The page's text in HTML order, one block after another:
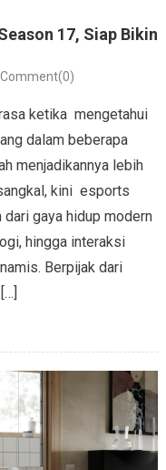
17, Siap Bikin
Comment(0)
ketika mengetahui
dalam beberapa
menjadikannya lebih
kini esports
gaya hidup modern
hingga interaksi
Berpijak dari